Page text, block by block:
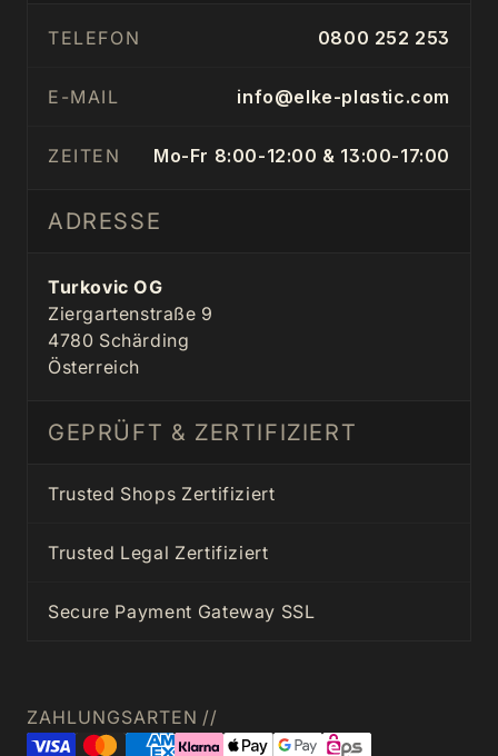
TELEFON 0800 252 253
E-MAIL info@elke-plastic.com
ZEITEN Mo-Fr 8:00-12:00 & 13:00-17:00
ADRESSE
Turkovic OG
Ziergartenstraße 9
4780 Schärding
Österreich
GEPRÜFT & ZERTIFIZIERT
Trusted Shops Zertifiziert
Trusted Legal Zertifiziert
Secure Payment Gateway SSL
ZAHLUNGSARTEN //